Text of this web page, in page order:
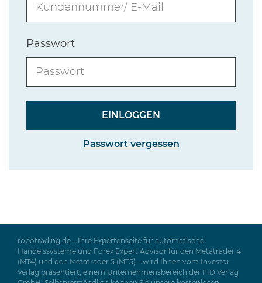
Passwort
Passwort vergessen
robotrading.de – Ihre Expertenseite für automatische
Handelssysteme und Forex Expert Advisor für den Metatrader 4
(MT4) und den Metatrader 5 (MT5) – wird Ihnen vom Investor
Verlag präsentiert, einem Unternehmensbereich der FID Verlag